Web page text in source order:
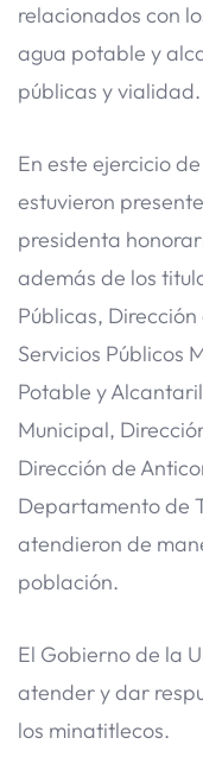
relacionados con
agua potable y
públicas y vialidad.
En este ejercicio
estuvieron
presidenta
además de los
Públicas,
Servicios Públicos
Potable y
Municipal,
Dirección de
Departamento de
atendieron de
población.
El Gobierno de la
atender y dar
los minatitlecos.